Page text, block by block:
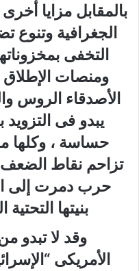
بالمقابل مزايا
الجغرافية وتنوع
التخفى
ومنصات
الأصدقاء الروس
يبدو فى التزويد
حساسة ، وكلها
تزاحم نقاط
بنيتها
وقد لا تبدو
الأمريكى